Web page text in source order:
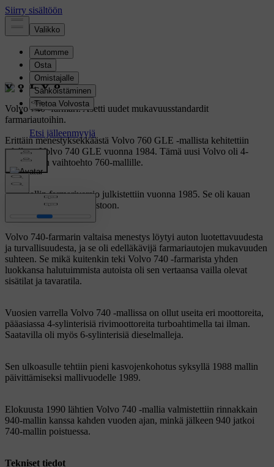
Volvo 740 -farmari.Asetti uudet mukavuusstandardit
farmariautoihin.
Erittäin menestyksekkäästä Volvo 760 GLE -mallista kehitettiin
edelleen Volvo 740 GLE vuonna 1984. Tämä uusi Volvo oli 4-
sylinterinen vaihtoehto 760-mallille.
740-mallin farmariversio julkistettiin vuonna 1985. Se oli kauan
odotettu lisä tähän mallistoon.
Volvo 740-farmarin valtaisa menestys löytyi auton luotettavuudesta
ja turvallisuudesta, ja se oli edelläkävijä farmariautojen mukavuuden
suhteen. Se mikä kuitenkin teki Volvo 740 -farmarista yhden
luokkansa halutuimmista autoista oli sen vertaansa vailla olevat
sisätilat ja tavaratila.
Vuosien varrella Volvo 740 -mallissa on ollut useita eri moottoreita,
pääasiassa 4-sylinterisiä rivimoottoreita turboahtimella tai ilman.
Saatavilla oli myös 6-sylinterisiä dieselmalleja.
Sen ulkoasulle tehtiin pieni kasvojenkohotus syksyllä 1988 mallin
päivittämiseksi mallivuodelle 1989.
Elokuusta 1990 lähtien Volvo 740 -mallia valmistettiin rinnakkain
940-mallin kanssa kahden vuoden ajan, minkä jälkeen 940 jatkoi
740-mallin poistuessa.
Tekniset tiedot